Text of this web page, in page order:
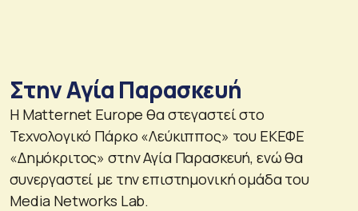
Στην Αγία Παρασκευή
Η Matternet Europe θα στεγαστεί στο
Τεχνολογικό Πάρκο «Λεύκιππος» του ΕΚΕΦΕ
«Δημόκριτος» στην Αγία Παρασκευή, ενώ θα
συνεργαστεί με την επιστημονική ομάδα του
Media Networks Lab.